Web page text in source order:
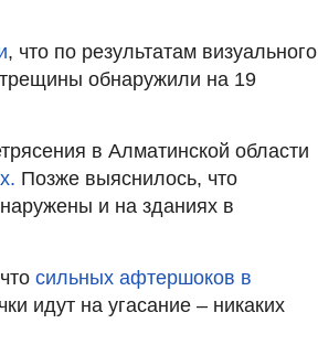
, что по результатам визуального
обнаружили на 19
в Алматинской области
Позже выяснилось, что
и на зданиях в
сильных афтершоков в
идут на угасание – никаких